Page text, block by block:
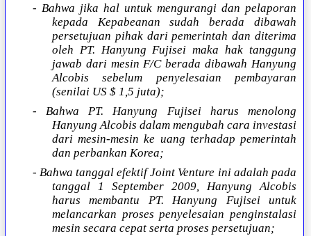
- Bahwa jika hal untuk mengurangi dan pelaporan
kepada Kepabeanan sudah berada dibawah
persetujuan pihak dari pemerintah dan diterima
oleh PT. Hanyung Fujisei maka hak tanggung
jawab dari mesin F/C berada dibawah Hanyung
Alcobis sebelum penyelesaian pembayaran
(senilai US $ 1,5 juta);
- Bahwa PT. Hanyung Fujisei harus menolong
Hanyung Alcobis dalam mengubah cara investasi
dari mesin-mesin ke uang terhadap pemerintah
dan perbankan Korea;
- Bahwa tanggal efektif Joint Venture ini adalah pada
tanggal 1 September 2009, Hanyung Alcobis
harus membantu PT. Hanyung Fujisei untuk
melancarkan proses penyelesaian penginstalasi
mesin secara cepat serta proses persetujuan;